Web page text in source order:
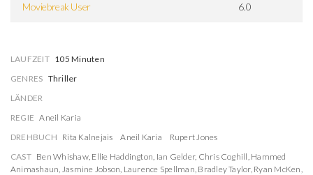
Moviebreak User 6.0
LAUFZEIT 105 Minuten
GENRES Thriller
LÄNDER
REGIE Aneil Karia
DREHBUCH Rita Kalnejais Aneil Karia
Rupert Jones
CAST Ben Whishaw, Ellie Haddington, Ian Gelder, Chris Coghill, Hammed
Animashaun, Jasmine Jobson, Laurence Spellman, Bradley Taylor, Ryan McKen,